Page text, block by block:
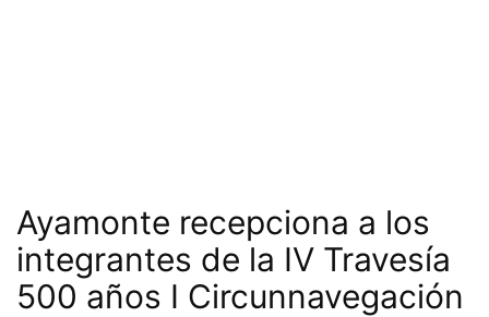
Ayamonte recepciona a los
integrantes de la IV Travesía
500 años I Circunnavegación